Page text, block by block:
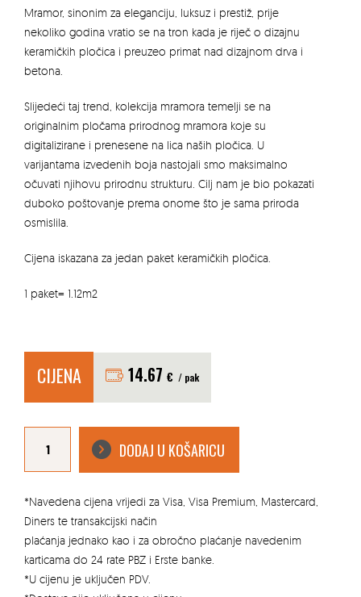
Mramor, sinonim za eleganciju, luksuz i prestiž, prije
nekoliko godina vratio se na tron ​​kada je riječ o dizajnu
keramičkih pločica i preuzeo primat nad dizajnom drva i
betona.
Slijedeći taj trend, kolekcija mramora temelji se na
originalnim pločama prirodnog mramora koje su
digitalizirane i prenesene na lica naših pločica. U
varijantama izvedenih boja nastojali smo maksimalno
očuvati njihovu prirodnu strukturu. Cilj nam je bio pokazati
duboko poštovanje prema onome što je sama priroda
osmislila.
Cijena iskazana za jedan paket keramičkih pločica.
1 paket= 1.12m2
CIJENA 14.67 € / pak
PARLIAMENT
DODAJ U KOŠARICU
*Navedena cijena vrijedi za Visa, Visa Premium, Mastercard,
Diners te transakcijski način
plaćanja jednako kao i za obročno plaćanje navedenim
karticama do 24 rate PBZ i Erste banke.
*U cijenu je uključen PDV.